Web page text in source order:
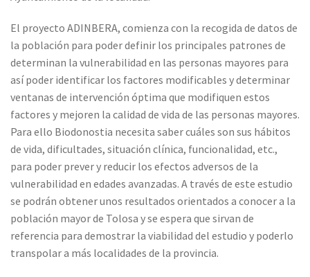
El proyecto ADINBERA, comienza con la recogida de datos de
la población para poder definir los principales patrones de
determinan la vulnerabilidad en las personas mayores para
así poder identificar los factores modificables y determinar
ventanas de intervención óptima que modifiquen estos
factores y mejoren la calidad de vida de las personas mayores.
Para ello Biodonostia necesita saber cuáles son sus hábitos
de vida, dificultades, situación clínica, funcionalidad, etc.,
para poder prever y reducir los efectos adversos de la
vulnerabilidad en edades avanzadas. A través de este estudio
se podrán obtener unos resultados orientados a conocer a la
población mayor de Tolosa y se espera que sirvan de
referencia para demostrar la viabilidad del estudio y poderlo
transpolar a más localidades de la provincia.